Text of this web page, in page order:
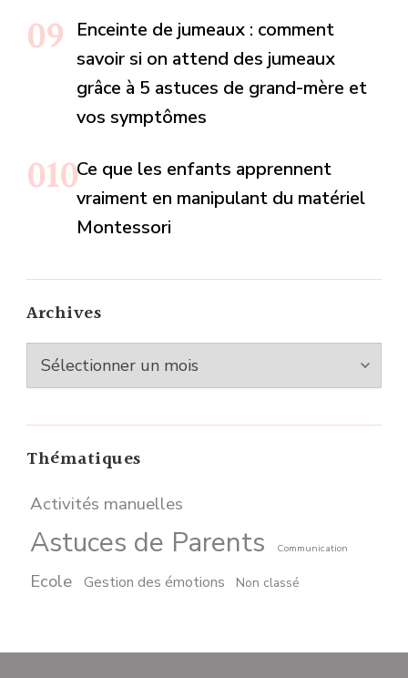
Enceinte de jumeaux : comment
savoir si on attend des jumeaux
grâce à 5 astuces de grand-mère et
vos symptômes
Ce que les enfants apprennent
vraiment en manipulant du matériel
Montessori
Archives
Archives
Thématiques
Activités manuelles
Astuces de Parents Communication
Ecole Gestion des émotions Non classé